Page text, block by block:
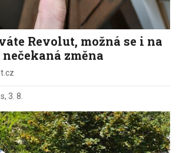
Revolut, možná se i na
změna
, 3. 8.